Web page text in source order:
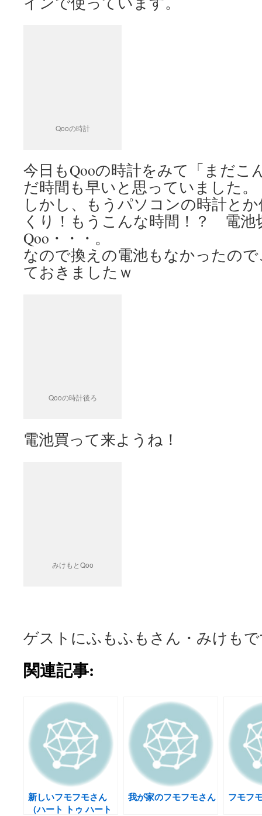
Qooの時計
今日もQooの時計をみて「まだこ
だ時間も早いと思っていました。
しかし、もうパソコンの時計と
くり！もうこんな時間！？ 電池
Qoo・・・。
なので換えの電池もなかったの
ておきましたｗ
Qooの時計後ろ
電池買って来ようね！
みけもとQoo
ゲストにふもふもさん・みけも
関連記事:
新しいフモフモさん
（ハート トゥ ハート
我が家のフモフモさん フモフ